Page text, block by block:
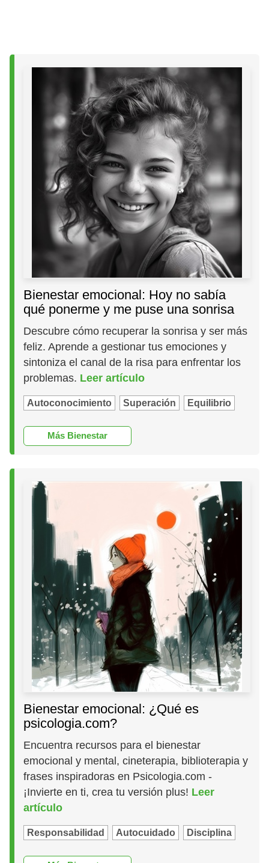
Bienestar emocional: Hoy no sabía
qué ponerme y me puse una sonrisa
Descubre cómo recuperar la sonrisa y ser más
feliz. Aprende a gestionar tus emociones y
sintoniza el canal de la risa para enfrentar los
problemas. Leer artículo
Autoconocimiento Superación Equilibrio
Más Bienestar
Bienestar emocional: ¿Qué es
psicologia.com?
Encuentra recursos para el bienestar
emocional y mental, cineterapia, biblioterapia y
frases inspiradoras en Psicologia.com -
¡Invierte en ti, crea tu versión plus! Leer
artículo
Responsabilidad Autocuidado Disciplina